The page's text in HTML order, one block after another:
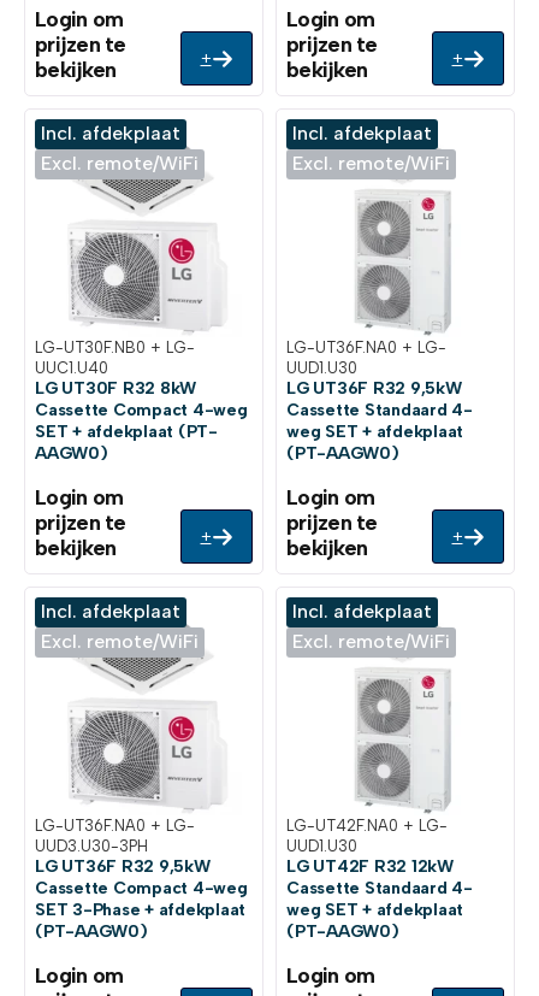
Login om
prijzen te
bekijken
+
Login om
prijzen te
bekijken
+
Incl. afdekplaat
Excl. remote/WiFi
LG-UT30F.NB0 + LG-
UUC1.U40
LG UT30F R32 8kW
Cassette Compact 4-weg
SET + afdekplaat (PT-
AAGW0)
Login om
prijzen te
bekijken
+
Incl. afdekplaat
Excl. remote/WiFi
LG-UT36F.NA0 + LG-
UUD1.U30
LG UT36F R32 9,5kW
Cassette Standaard 4-
weg SET + afdekplaat
(PT-AAGW0)
Login om
prijzen te
bekijken
+
Incl. afdekplaat
Excl. remote/WiFi
LG-UT36F.NA0 + LG-
UUD3.U30-3PH
LG UT36F R32 9,5kW
Cassette Compact 4-weg
SET 3-Phase + afdekplaat
(PT-AAGW0)
Login om
Incl. afdekplaat
Excl. remote/WiFi
LG-UT42F.NA0 + LG-
UUD1.U30
LG UT42F R32 12kW
Cassette Standaard 4-
weg SET + afdekplaat
(PT-AAGW0)
Login om